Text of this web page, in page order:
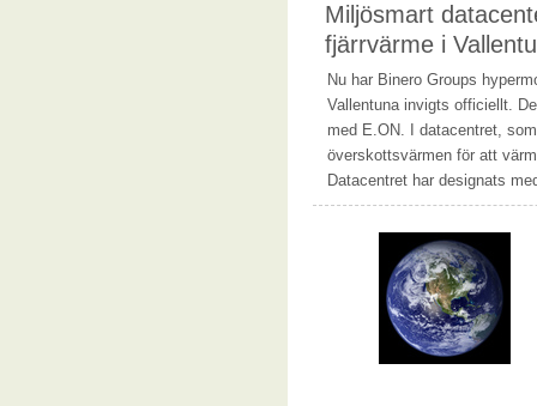
Miljösmart
fjärrvärme i
Nu har Binero Groups
Vallentuna invigts officiellt.
med E.ON. I datacentret,
överskottsvärmen för att
Datacentret har designats